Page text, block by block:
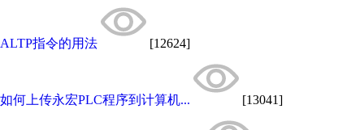
ALTP指令的用法 [12624]
如何上传永宏PLC程序到计算机... [13041]